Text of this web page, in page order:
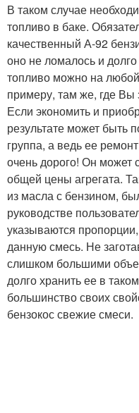
В таком случае
топливо в баке.
качественный А-92
оно не ломалось и
топливо можно на
примеру, там же, где Вы
Если экономить и
результате может быть
группа, а ведь ее
очень дорого! Он может
общей цены агрегата.
из масла с бензином,
руководстве
указываются
данную смесь. Не
слишком большими
долго хранить ее в
большинство своих
бензокос свежие смеси.